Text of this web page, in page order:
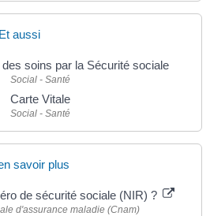
Et aussi
soins par la Sécurité sociale
Social - Santé
Carte Vitale
Social - Santé
savoir plus
de sécurité sociale (NIR) ?
d'assurance maladie (Cnam)